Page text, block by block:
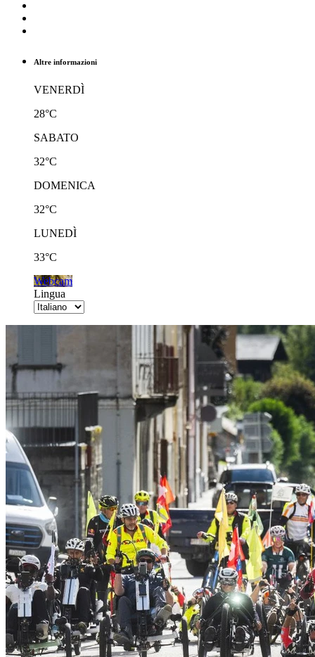
Altre informazioni
VENERDÌ
28°C
SABATO
32°C
DOMENICA
32°C
LUNEDÌ
33°C
Webcam
Lingua